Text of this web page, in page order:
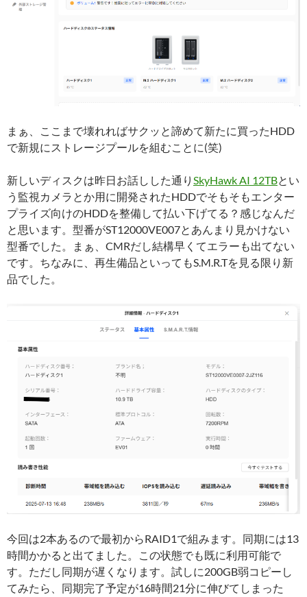
まぁ、ここまで壊れればサクッと諦めて新たに買ったHDD
で新規にストレージプールを組むことに(笑)
新しいディスクは昨日お話しした通り SkyHawk AI 12TBとい
う監視カメラとか用に開発されたHDDでそもそもエンター
プライズ向けのHDDを整備して払い下げてる？感じなんだ
と思います。型番がST12000VE007とあんまり見かけない
型番でした。まぁ、CMRだし結構早くてエラーも出てない
です。ちなみに、再生備品といってもS.M.R.Tを見る限り新
品でした。
今回は2本あるので最初からRAID1で組みます。同期には13
時間かかると出てました。この状態でも既に利用可能で
す。ただし同期が遅くなります。試しに200GB弱コピーし
てみたら、同期完了予定が16時間21分に伸びてしまった